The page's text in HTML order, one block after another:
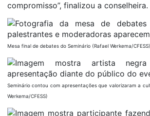
compromisso”, finalizou a conselheira.
Mesa final de debates do Seminário (Rafael Werkema/CFESS)
Seminário contou com apresentações que valorizaram a
Werkema/CFESS)